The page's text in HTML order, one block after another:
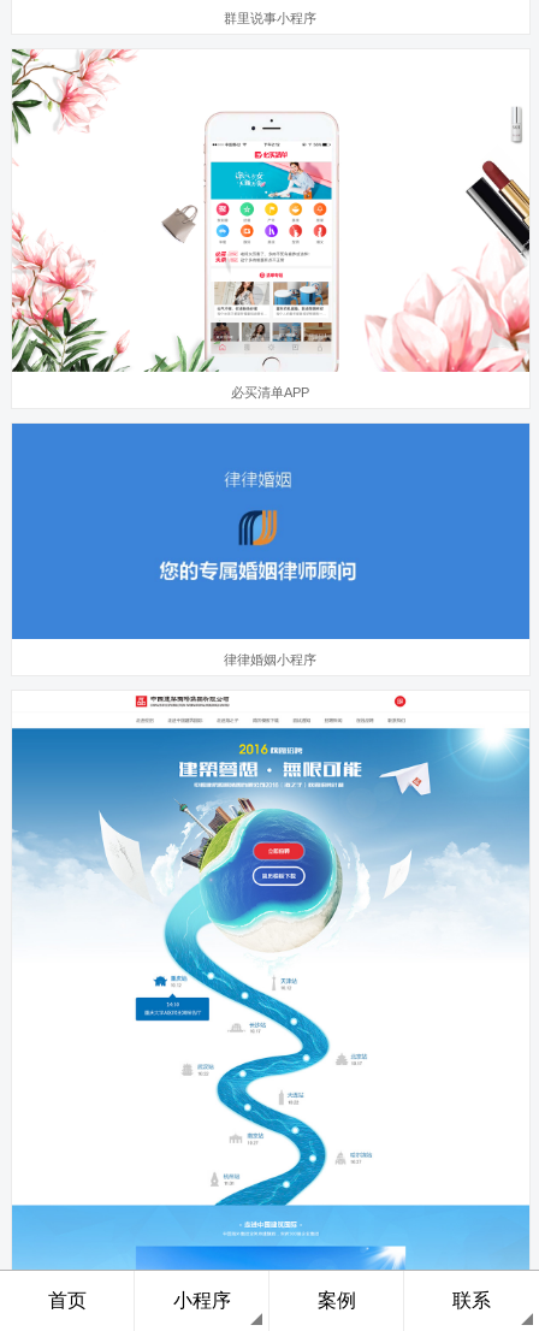
群里说事小程序
必买清单APP
律律婚姻小程序
首页 小程序 案例 联系